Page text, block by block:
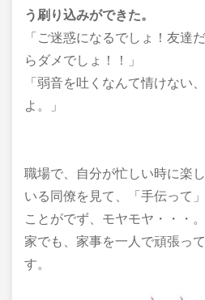
う刷り込みができた。
「ご迷惑になるでしょ！友達
らダメでしょ！！」
「弱音を吐くなんて情けない
よ。」
職場で、自分が忙しい時に楽
いる同僚を見て、「手伝って
ことがでず、モヤモヤ・・・。
家でも、家事を一人で頑張っ
す。